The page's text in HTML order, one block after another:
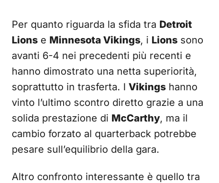
Per quanto riguarda la sfida tra Detroit
Lions e Minnesota Vikings, i Lions sono
avanti 6-4 nei precedenti più recenti e
hanno dimostrato una netta superiorità,
soprattutto in trasferta. I Vikings hanno
vinto l’ultimo scontro diretto grazie a una
solida prestazione di McCarthy, ma il
cambio forzato al quarterback potrebbe
pesare sull’equilibrio della gara.
Altro confronto interessante è quello tra